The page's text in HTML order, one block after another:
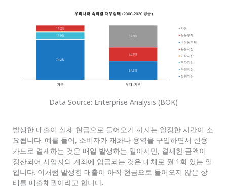
Data Source: Enterprise Analysis (BOK)
발생한 매출이 실제 현금으로 들어오기 까지는 일정한 시간이 소
요됩니다. 예를 들어, 소비자가 재화나 용역을 구입하면서 신용
카드로 결제하는 것은 매일 발생하는 일이지만, 결제한 금액이
정산되어 사업자의 계좌에 입금되는 것은 대체로 월 1회 있는 일
입니다. 이처럼 발생한 매출이 아직 현금으로 들어오지 않은 상
태를 매출채권이라고 합니다.